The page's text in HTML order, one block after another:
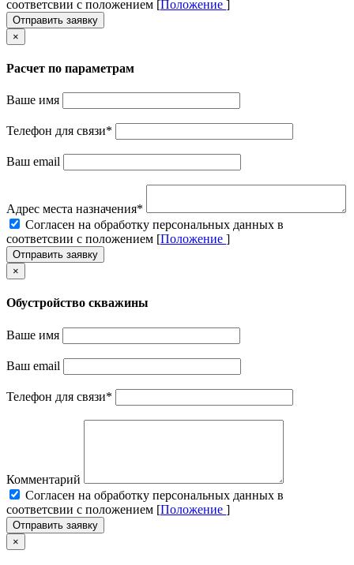
соответсвии с положением [Положение ]
Отправить заявку
×
Расчет по параметрам
Ваше имя
Телефон для связи*
Ваш email
Адрес места назначения*
Cогласен на обработку персональных данных в
соответсвии с положением [Положение ]
Отправить заявку
×
Обустройство скважины
Ваше имя
Ваш email
Телефон для связи*
Комментарий
Cогласен на обработку персональных данных в
соответсвии с положением [Положение ]
Отправить заявку
×